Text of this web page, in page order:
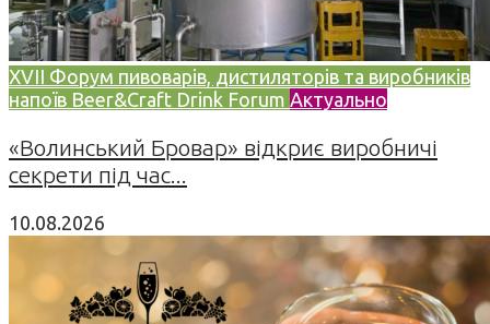
XVII Форум пивоварів, дистиляторів та виробників
напоїв Beer&Craft Drink Forum Актуально
«Волинський Бровар» відкриє виробничі
секрети під час...
10.08.2026